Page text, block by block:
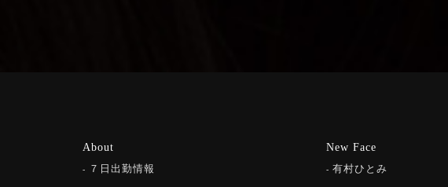
About
７日出勤情報
New Face
有村ひとみ